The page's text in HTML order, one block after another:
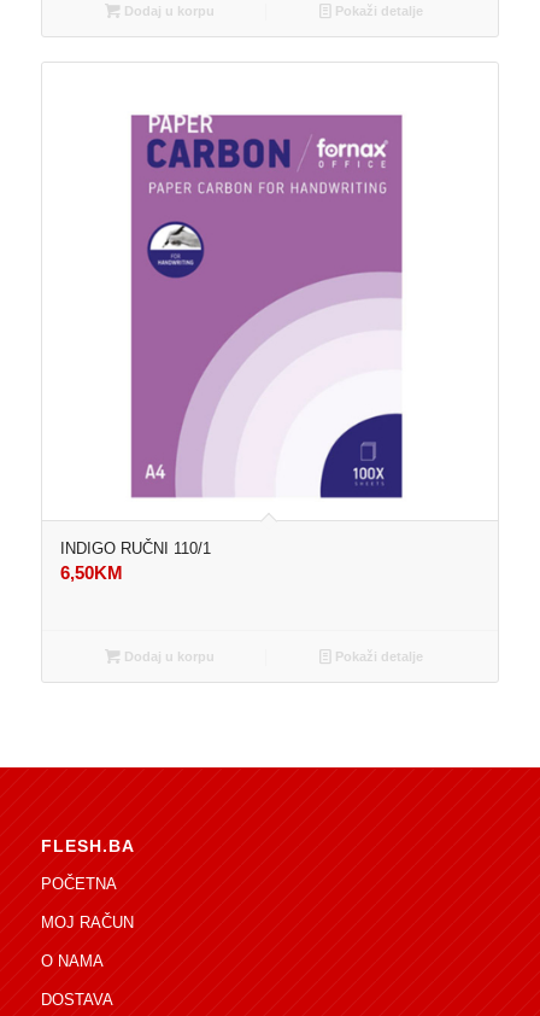
Dodaj u korpu Pokaži detalje
INDIGO RUČNI 110/1
6,50KM
Dodaj u korpu Pokaži detalje
FLESH.BA
POČETNA
MOJ RAČUN
O NAMA
DOSTAVA